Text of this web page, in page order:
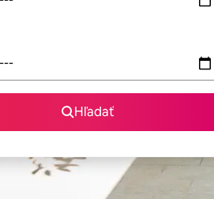
Hľadať